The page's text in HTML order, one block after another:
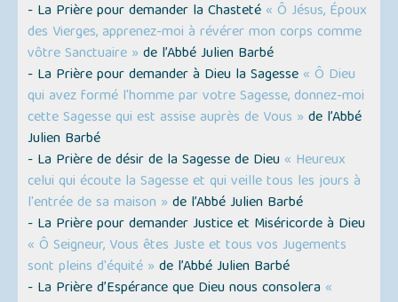
- La Prière pour demander la Chasteté « Ô Jésus, Époux
des Vierges, apprenez-moi à révérer mon corps comme
vôtre Sanctuaire » de l’Abbé Julien Barbé
- La Prière pour demander à Dieu la Sagesse « Ô Dieu
qui avez formé l'homme par votre Sagesse, donnez-moi
cette Sagesse qui est assise auprès de Vous » de l’Abbé
Julien Barbé
- La Prière de désir de la Sagesse de Dieu « Heureux
celui qui écoute la Sagesse et qui veille tous les jours à
l'entrée de sa maison » de l’Abbé Julien Barbé
- La Prière pour demander Justice et Miséricorde à Dieu
« Ô Seigneur, Vous êtes Juste et tous vos Jugements
sont pleins d'équité » de l’Abbé Julien Barbé
- La Prière d’Espérance que Dieu nous consolera «